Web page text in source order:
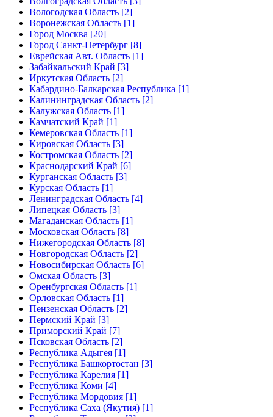
Вологодская Область [2]
Воронежская Область [1]
Город Москва [20]
Город Санкт-Петербург [8]
Еврейская Авт. Область [1]
Забайкальский Край [3]
Иркутская Область [2]
Кабардино-Балкарская Республика [1]
Калининградская Область [2]
Калужская Область [1]
Камчатский Край [1]
Кемеровская Область [1]
Кировская Область [3]
Костромская Область [2]
Краснодарский Край [6]
Курганская Область [3]
Курская Область [1]
Ленинградская Область [4]
Липецкая Область [3]
Магаданская Область [1]
Московская Область [8]
Нижегородская Область [8]
Новгородская Область [2]
Новосибирская Область [6]
Омская Область [3]
Оренбургская Область [1]
Орловская Область [1]
Пензенская Область [2]
Пермский Край [3]
Приморский Край [7]
Псковская Область [2]
Республика Адыгея [1]
Республика Башкортостан [3]
Республика Карелия [1]
Республика Коми [4]
Республика Мордовия [1]
Республика Саха (Якутия) [1]